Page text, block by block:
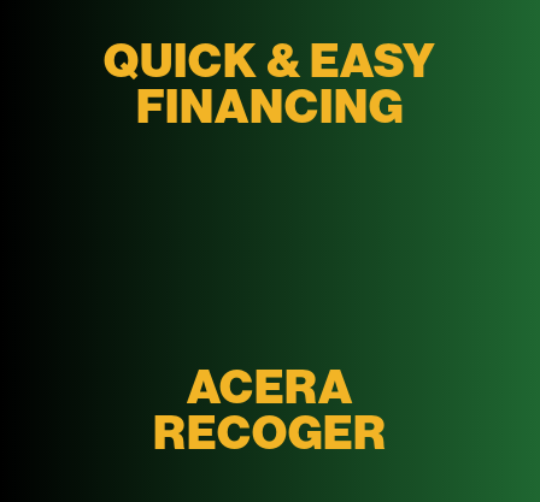
QUICK & EASY
FINANCING
ACERA
RECOGER